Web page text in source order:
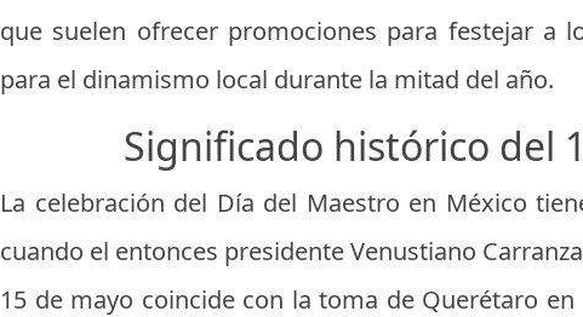
que suelen ofrecer promociones para festejar a
para el dinamismo local durante la mitad del año.
Significado histórico del
La celebración del Día del Maestro en México
cuando el entonces presidente Venustiano
15 de mayo coincide con la toma de Querétaro